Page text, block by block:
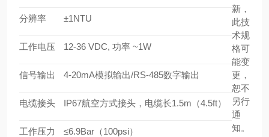
分辨率 ±1NTU
工作电压 12-36 VDC, 功率 ~1W
信号输出 4-20mA模拟输出/RS-485数字输出
电缆接头 IP67航空方式接头，电缆长1.5m（4.5ft）
工作压力 ≤6.9Bar（100psi）
新，
此技
术规
格可
能变
更，
恕不
另行
通
知。